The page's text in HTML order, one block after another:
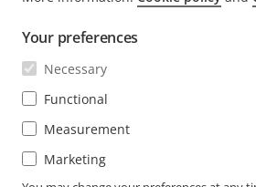
Contactați-ne
Centrul de experiență
ȘTIRI ȘI RELATĂRI
Poveștile clienților
Life at Axis
Engineering at Axis
ABONARE
Abonare la newsletter
Abonare la e-mailurile Axis cu
Your preferences
Necessary
Functional
Measurement
Marketing